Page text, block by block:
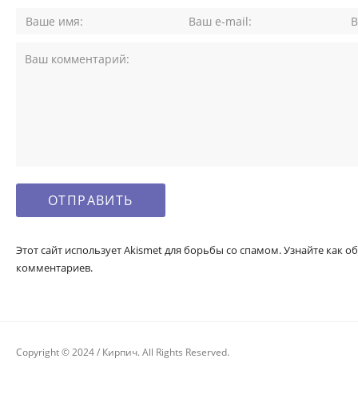
Этот сайт использует Akismet для борьбы со спамом. Узнайте как
комментариев.
Copyright © 2024 / Кирпич. All Rights Reserved.